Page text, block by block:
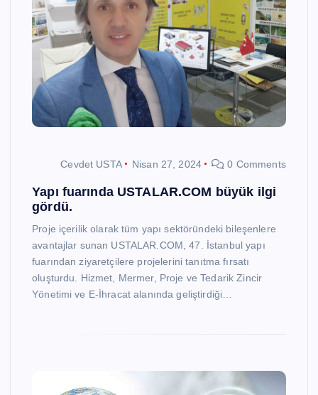
Cevdet USTA Nisan 27, 2024 0 Comments
Yapı fuarında USTALAR.COM büyük ilgi
gördü.
Proje içerilik olarak tüm yapı sektöründeki bileşenlere
avantajlar sunan USTALAR.COM, 47. İstanbul yapı
fuarından ziyaretçilere projelerini tanıtma fırsatı
oluşturdu. Hizmet, Mermer, Proje ve Tedarik Zincir
Yönetimi ve E-İhracat alanında geliştirdiği…